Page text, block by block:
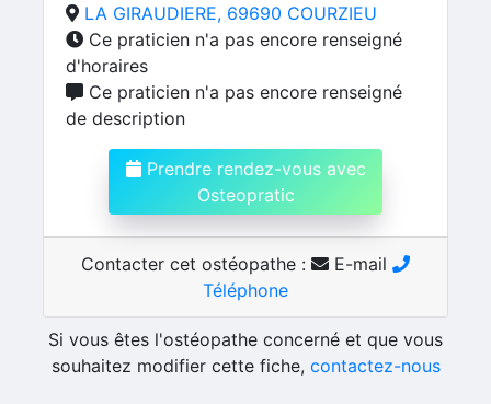
LA GIRAUDIERE, 69690 COURZIEU
Ce praticien n'a pas encore renseigné
d'horaires
Ce praticien n'a pas encore renseigné
de description
Prendre rendez-vous avec
Osteopratic
Contacter cet ostéopathe :
E-mail
Téléphone
Si vous êtes l'ostéopathe concerné et que vous
souhaitez modifier cette fiche, contactez-nous